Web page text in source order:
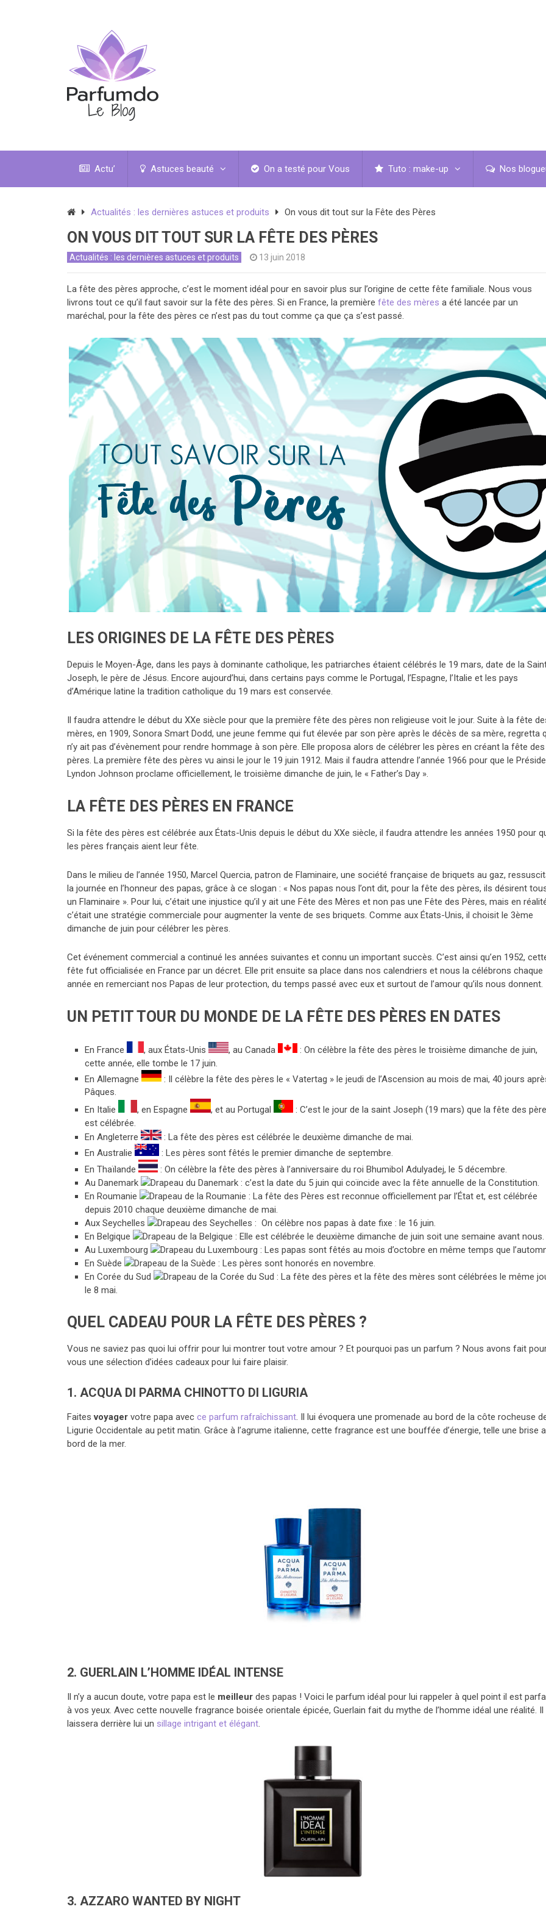
Actu’ Astuces beauté On a testé pour Vous Tuto : make-up Nos
Actualités : les dernières astuces et produits On vous dit tout sur la Fête des Pères
ON VOUS DIT TOUT SUR LA FÊTE DES PÈRES
Actualités : les dernières astuces et produits 13 juin 2018
La fête des pères approche, c’est le moment idéal pour en savoir plus sur l’origine de cette fête familiale. Nous vous
livrons tout ce qu’il faut savoir sur la fête des pères. Si en France, la première fête des mères a été lancée par un
maréchal, pour la fête des pères ce n’est pas du tout comme ça que ça s’est passé.
LES ORIGINES DE LA FÊTE DES PÈRES
Depuis le Moyen-Âge, dans les pays à dominante catholique, les patriarches étaient célébrés le 19 mars, date de la
Joseph, le père de Jésus. Encore aujourd’hui, dans certains pays comme le Portugal, l’Espagne, l’Italie et les pays
d’Amérique latine la tradition catholique du 19 mars est conservée.
Il faudra attendre le début du XXe siècle pour que la première fête des pères non religieuse voit le jour. Suite à la fête
mères, en 1909, Sonora Smart Dodd, une jeune femme qui fut élevée par son père après le décès de sa mère, regretta
n’y ait pas d’évènement pour rendre hommage à son père. Elle proposa alors de célébrer les pères en créant la fête des
pères. La première fête des pères vu ainsi le jour le 19 juin 1912. Mais il faudra attendre l’année 1966 pour que le
Lyndon Johnson proclame officiellement, le troisième dimanche de juin, le « Father’s Day ».
LA FÊTE DES PÈRES EN FRANCE
Si la fête des pères est célébrée aux États-Unis depuis le début du XXe siècle, il faudra attendre les années 1950 pour
les pères français aient leur fête.
Dans le milieu de l’année 1950, Marcel Quercia, patron de Flaminaire, une société française de briquets au gaz,
la journée en l’honneur des papas, grâce à ce slogan : « Nos papas nous l’ont dit, pour la fête des pères, ils désirent
un Flaminaire ». Pour lui, c’était une injustice qu’il y ait une Fête des Mères et non pas une Fête des Pères, mais en
c’était une stratégie commerciale pour augmenter la vente de ses briquets. Comme aux États-Unis, il choisit le 3ème
dimanche de juin pour célébrer les pères.
Cet événement commercial a continué les années suivantes et connu un important succès. C’est ainsi qu’en 1952,
fête fut officialisée en France par un décret. Elle prit ensuite sa place dans nos calendriers et nous la célébrons chaque
année en remerciant nos Papas de leur protection, du temps passé avec eux et surtout de l’amour qu’ils nous donnent.
UN PETIT TOUR DU MONDE DE LA FÊTE DES PÈRES EN DATES
En France , aux États-Unis , au Canada
: On célèbre la fête des pères le troisième dimanche de juin,
cette année, elle tombe le 17 juin.
En Allemagne
: Il célèbre la fête des pères le « Vatertag » le jeudi de l’Ascension au mois de mai, 40 jours
Pâques.
En Italie
, en Espagne , et au Portugal
: C’est le jour de la saint Joseph (19 mars) que la fête des
est célébrée.
En Angleterre
: La fête des pères est célébrée le deuxième dimanche de mai.
En Australie
: Les pères sont fêtés le premier dimanche de septembre.
En Thaïlande
: On célèbre la fête des pères à l’anniversaire du roi Bhumibol Adulyadej, le 5 décembre.
Au Danemark
: c’est la date du 5 juin qui coïncide avec la fête annuelle de la Constitution.
En Roumanie
: La fête des Pères est reconnue officiellement par l’État et, est célébrée
depuis 2010 chaque deuxième dimanche de mai.
Aux Seychelles
: On célèbre nos papas à date fixe : le 16 juin.
En Belgique
: Elle est célébrée le deuxième dimanche de juin soit une semaine avant nous.
Au Luxembourg
: Les papas sont fêtés au mois d’octobre en même temps que
En Suède
: Les pères sont honorés en novembre.
En Corée du Sud
: La fête des pères et la fête des mères sont célébrées le même
le 8 mai.
QUEL CADEAU POUR LA FÊTE DES PÈRES ?
Vous ne saviez pas quoi lui offrir pour lui montrer tout votre amour ? Et pourquoi pas un parfum ? Nous avons fait
vous une sélection d’idées cadeaux pour lui faire plaisir.
1. ACQUA DI PARMA CHINOTTO DI LIGURIA
Faitesvoyager votre papa avec ce parfum rafraîchissant. Il lui évoquera une promenade au bord de la côte rocheuse
Ligurie Occidentale au petit matin. Grâce à l’agrume italienne, cette fragrance est une bouffée d’énergie, telle une brise
bord de la mer.
2. GUERLAIN L’HOMME IDÉAL INTENSE
Il n’y a aucun doute, votre papa est le meilleur des papas ! Voici le parfum idéal pour lui rappeler à quel point il est
à vos yeux. Avec cette nouvelle fragrance boisée orientale épicée, Guerlain fait du mythe de l’homme idéal une réalité. Il
laissera derrière lui un sillage intrigant et élégant.
3. AZZARO WANTED BY NIGHT